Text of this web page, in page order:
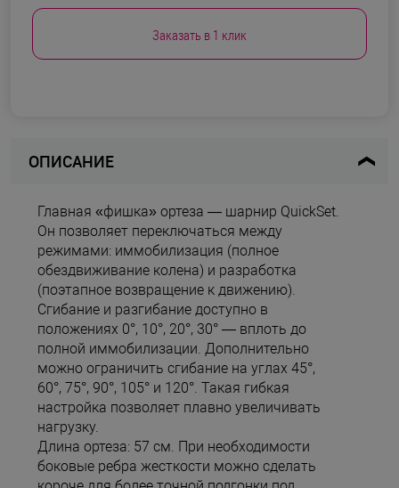
Заказать в 1 клик
ОПИСАНИЕ
Главная «фишка» ортеза — шарнир QuickSet.
Он позволяет переключаться между
режимами: иммобилизация (полное
обездвиживание колена) и разработка
(поэтапное возвращение к движению).
Сгибание и разгибание доступно в
положениях 0°, 10°, 20°, 30° — вплоть до
полной иммобилизации. Дополнительно
можно ограничить сгибание на углах 45°,
60°, 75°, 90°, 105° и 120°. Такая гибкая
настройка позволяет плавно увеличивать
нагрузку.
Длина ортеза: 57 см. При необходимости
боковые ребра жесткости можно сделать